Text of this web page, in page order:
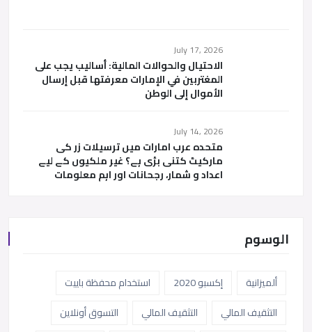
July 17, 2026
الاحتيال والحوالات المالية: أساليب يجب على
المغتربين في الإمارات معرفتها قبل إرسال
الأموال إلى الوطن
July 14, 2026
متحدہ عرب امارات میں ترسیلات زر کی
مارکیٹ کتنی بڑی ہے؟ غیر ملکیوں کے لیے
اعداد و شمار، رجحانات اور اہم معلومات
الوسوم
ألميزانية إكسبو 2020
استخدام محفظة باييت
التثقيف المالي
التثقيف المالي
التسوق أونلاين